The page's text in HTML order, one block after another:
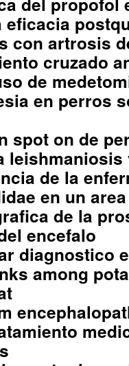
eficacia
con artrosis
cruzado
de
en perros
spot on de
de la
en un
de la
encefalo
diagnostico
among